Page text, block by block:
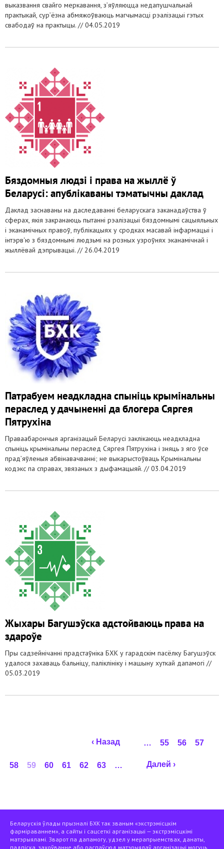
выказвання свайго меркавання, з’яўляюцца недапушчальнай
практыкай, сур’ёзна абмяжоўваюць магчымасці рэалізацыі гэтых
свабодаў на практыцы. //04.05.2019
Бяздомныя людзі і права на жыллё ў
Беларусі: апублікаваны тэматычны даклад
Даклад заснаваны на даследаванні беларускага заканадаўства ў
сферах, якія закранаюць пытанні рэалізацыі бяздомнымі сацыяльных
і эканамічных правоў, публікацыях у сродках масавай інфармацыі і
інтэрв'ю з бяздомнымі людзьмі на розных узроўнях эканамічнай і
жыллёвай дэпрывацыі. //26.04.2019
Патрабуем неадкладна спыніць крымінальны
пераслед у дачыненні да блогера Сяргея
Пятрухіна
Праваабарончыя арганізацый Беларусі заклікаюць неадкладна
спыніць крымінальны пераслед Сяргея Пятрухіна і зняць з яго ўсе
прад’яўленыя абвінавачванні; не выкарыстоўваць Крымінальны
кодэкс па справах, звязаных з дыфамацыяй. //03.04.2019
Жыхары Багушэўска адстойваюць права на
здароўе
Пры садзейнічанні прадстаўніка БХК у гарадскім пасёлку Багушэўск
удалося захаваць бальніцу, паліклініку і машыну хуткай дапамогі //
05.03.2019
‹ Назад … 55 56 57
58 59 60 61 62 63 … Далей ›
Беларускія ўлады прызналі БХК так званым «экстрэмісцкім
фарміраваннем», а сайты і сацсеткі арганізацыі — экстрэмісцкімі
матэрыяламі. Зварот па дапамогу, удзел у мерапрыемствах, данаты,
падпіска, захоўванне або распаўсюд матэрыялаў арганізацыі могуць